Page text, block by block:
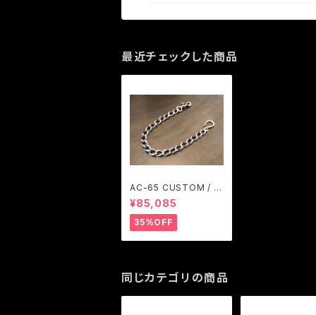
最近チェックした商品
AC-65 CUSTOM / A
RGENT GLEAM
¥85,085
35%OFF
同じカテゴリの商品